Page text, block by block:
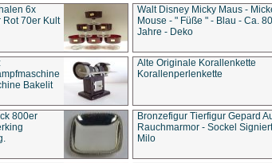
6x
Rot 70er Kult
Walt Disney Micky Maus -
Mouse - " Füße " - Blau - Ca.
Jahre - Deko
Bakelit
Alte Originale Korallenkette
Korallenperlenkette
800er
Bronzefigur Tierfigur Gepard
Rauchmarmor - Sockel Signiert
Milo